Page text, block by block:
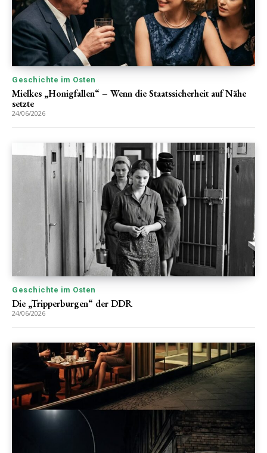
Geschichte im Osten
Mielkes „Honigfallen“ – Wenn die Staatssicherheit auf Nähe
setzte
24/06/2026
Geschichte im Osten
Die „Tripperburgen“ der DDR
24/06/2026